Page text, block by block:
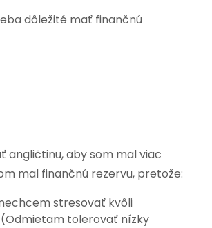
dôležité mať finančnú
angličtinu, aby som mal viac
mal finančnú rezervu, pretože:
stresovať kvôli
tolerovať nízky